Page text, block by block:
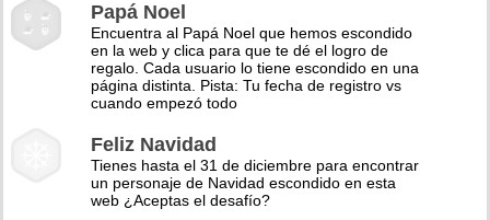
Papá Noel
Encuentra al Papá Noel que hemos escondido
en la web y clica para que te dé el logro de
regalo. Cada usuario lo tiene escondido en una
página distinta. Pista: Tu fecha de registro vs
cuando empezó todo
Feliz Navidad
Tienes hasta el 31 de diciembre para encontrar
un personaje de Navidad escondido en esta
web ¿Aceptas el desafío?